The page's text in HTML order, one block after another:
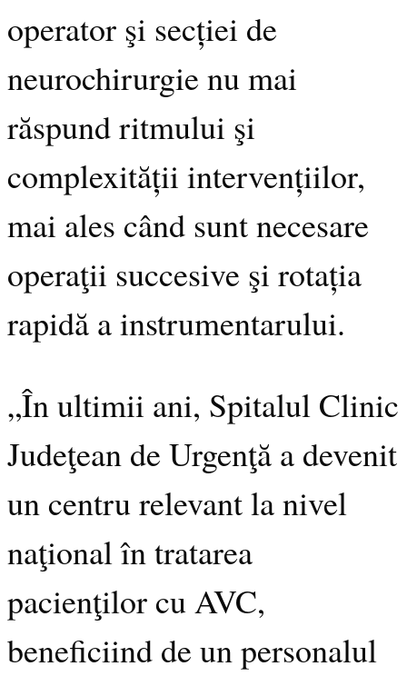
operator şi secției de
neurochirurgie nu mai
răspund ritmului şi
complexității intervențiilor,
mai ales când sunt necesare
operaţii succesive şi rotația
rapidă a instrumentarului.
„În ultimii ani, Spitalul Clinic
Judeţean de Urgenţă a devenit
un centru relevant la nivel
naţional în tratarea
pacienţilor cu AVC,
beneficiind de un personalul